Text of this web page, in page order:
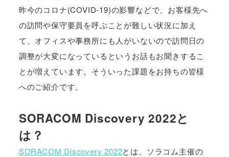
昨今のコロナ(COVID-19)の影響などで、お客様先へ
の訪問や保守要員を呼ぶことが難しい状況に加え
て、オフィスや事務所にも人がいないので訪問日の
調整が大変になっているというお話もお聞きするこ
とが増えています。そういった課題をお持ちの皆様
へのご紹介です。
SORACOM Discovery 2022と
は？
SORACOM Discovery 2022とは、ソラコム主催の